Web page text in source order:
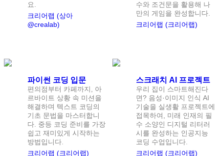
요.
크리어랩 (상아
@crealab)
수와 조건문을 활용해 나
만의 게임을 완성합니다.
크리어랩 (크리어랩)
파이썬 코딩 입문
편의점부터 카페까지, 아
르바이트 상황 속 미션을
해결하며 텍스트 코딩의
기초 문법을 마스터합니
다. 중등 코딩 준비를 가장
쉽고 재미있게 시작하는
방법입니다.
크리어랩 (크리어랩)
스크래치 AI 프로젝트
우리 집이 스마트해진다
면? 음성·이미지 인식 AI
기술을 실생활 프로젝트에
접목하여, 미래 인재의 필
수 소양인 디지털 리터러
시를 완성하는 인공지능
코딩 수업입니다.
크리어랩 (크리어랩)